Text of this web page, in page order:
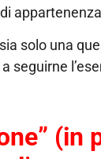
solo una
seguirne